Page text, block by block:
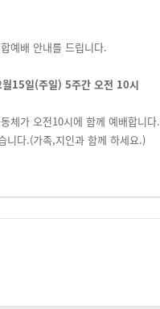
예배 안내를 드립니다.
15일(주일) 5주간 오전 10시
체가 오전10시에 함께 예배합니다.
니다.(가족,지인과 함께 하세요.)